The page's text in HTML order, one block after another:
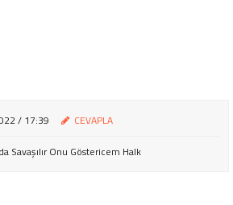
/ 17:39 CEVAPLA
Savaşılır Onu Göstericem Halk